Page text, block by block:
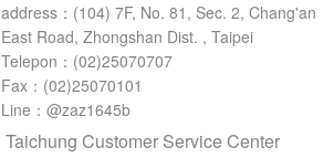
address： (104) 7F, No. 81, Sec. 2, Chang'an
East Road, Zhongshan Dist. , Taipei
Telepon： (02)25070707
Fax：(02)25070101
Line：@zaz1645b
Taichung Customer Service Center